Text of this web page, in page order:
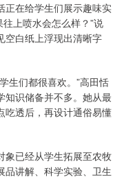
正在给学生们展示趣味实
往上喷水会怎么样？”说
空白纸上浮现出清晰字
生们都很喜欢。”高田恬
知识储备并不多。她从最
吃透后，再设计通俗易懂
象已经从学生拓展至农牧
品讲解、科学实验、卫生